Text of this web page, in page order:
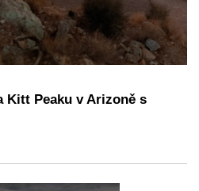
Kitt Peaku v Arizoně s